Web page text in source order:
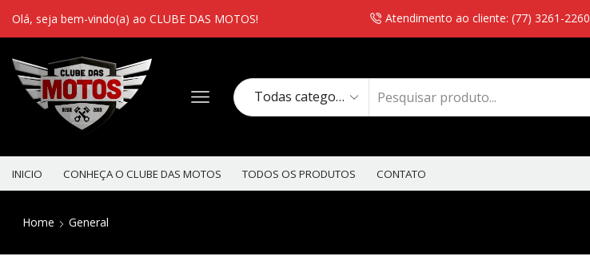
Olá, seja bem-vindo(a) ao CLUBE DAS MOTOS! Atendimento ao cliente: (77) 3261-2260
INICIO CONHEÇA O CLUBE DAS MOTOS TODOS OS PRODUTOS CONTATO
Home General